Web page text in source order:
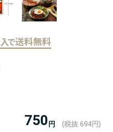
750 円 (税抜 694円)